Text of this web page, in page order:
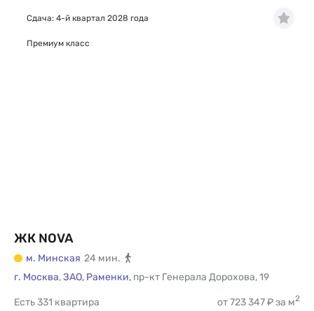
ЖК NOVA
м. Минская 24 мин.
г. Москва,ЗАО, Раменки, пр-кт Генерала Дорохова,19
331 квартира
Есть от 723 347 ₽ за м2
Сдача: 4-й квартал 2028 года
Премиум класс